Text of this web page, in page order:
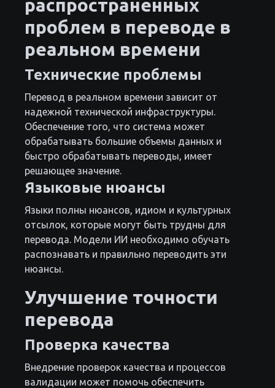
распространенных
проблем в переводе в
реальном времени
Технические проблемы
Перевод в реальном времени зависит от
надежной технической инфраструктуры.
Обеспечение того, что система может
обрабатывать большие объемы данных и
быстро обрабатывать переводы, имеет
решающее значение.
Языковые нюансы
Языки полны нюансов, идиом и культурных
отсылок, которые могут быть трудны для
перевода. Модели ИИ необходимо обучать
распознавать и правильно переводить эти
нюансы.
Улучшение точности
перевода
Проверка качества
Внедрение проверок качества и процессов
валидации может помочь обеспечить